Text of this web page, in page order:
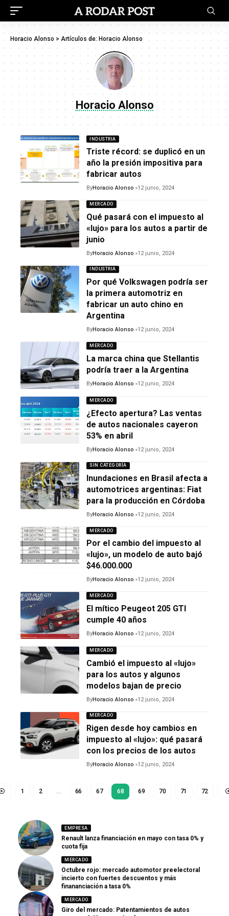
Horacio Alonso > Artículos de: Horacio Alonso
Horacio Alonso
INDUSTRIA
Triste récord: se duplicó en un
año la presión impositiva para
fabricar autos
ByHoracio Alonso 12 junio, 2024
MERCADO
Qué pasará con el impuesto al
«lujo» para los autos a partir de
junio
ByHoracio Alonso 12 junio, 2024
INDUSTRIA
Por qué Volkswagen podría ser
la primera automotriz en
fabricar un auto chino en
Argentina
ByHoracio Alonso 12 junio, 2024
MERCADO
La marca china que Stellantis
podría traer a la Argentina
ByHoracio Alonso 12 junio, 2024
MERCADO
¿Efecto apertura? Las ventas
de autos nacionales cayeron
53% en abril
ByHoracio Alonso 12 junio, 2024
SIN CATEGORÍA
Inundaciones en Brasil afecta a
automotrices argentinas: Fiat
para la producción en Córdoba
ByHoracio Alonso 12 junio, 2024
MERCADO
Por el cambio del impuesto al
«lujo», un modelo de auto bajó
$46.000.000
ByHoracio Alonso 12 junio, 2024
MERCADO
El mítico Peugeot 205 GTI
cumple 40 años
ByHoracio Alonso 12 junio, 2024
MERCADO
Cambió el impuesto al «lujo»
para los autos y algunos
modelos bajan de precio
ByHoracio Alonso 12 junio, 2024
MERCADO
Rigen desde hoy cambios en
impuesto al «lujo»: qué pasará
con los precios de los autos
ByHoracio Alonso 12 junio, 2024
1 2 … 66 67 68 69 70 71 72
EMPRESA
Renault lanza financiación en mayo con tasa 0% y
cuota fija
MERCADO
Octubre rojo: mercado automotor preelectoral
incierto con fuertes descuentos y más
finananciación a tasa 0%
MERCADO
Giro del mercado: Patentamientos de autos